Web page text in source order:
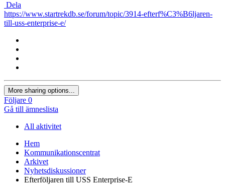
Dela
https://www.startrekdb.se/forum/topic/3914-efterf%C3%B6ljaren-
till-uss-enterprise-e/
More sharing options...
Följare 0
Gå till ämneslista
All aktivitet
Hem
Kommunikationscentrat
Arkivet
Nyhetsdiskussioner
Efterföljaren till USS Enterprise-E